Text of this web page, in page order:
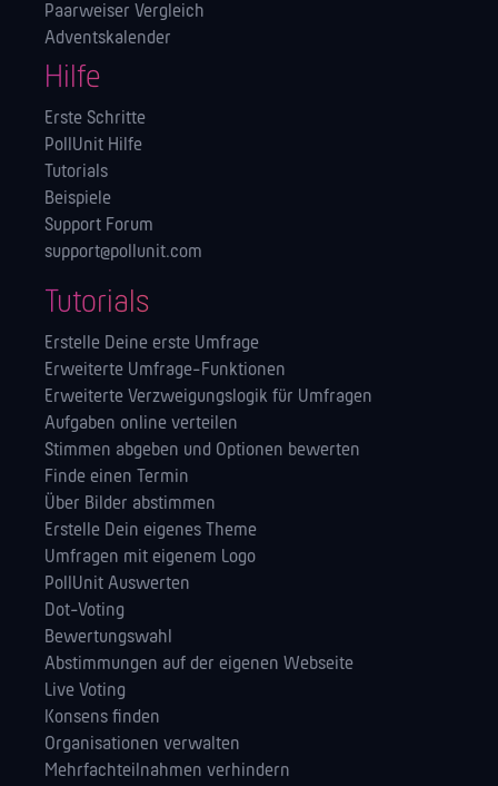
Paarweiser Vergleich
Adventskalender
Hilfe
Erste Schritte
PollUnit Hilfe
Tutorials
Beispiele
Support Forum
support@pollunit.com
Tutorials
Erstelle Deine erste Umfrage
Erweiterte Umfrage-Funktionen
Erweiterte Verzweigungslogik für Umfragen
Aufgaben online verteilen
Stimmen abgeben und Optionen bewerten
Finde einen Termin
Über Bilder abstimmen
Erstelle Dein eigenes Theme
Umfragen mit eigenem Logo
PollUnit Auswerten
Dot-Voting
Bewertungswahl
Abstimmungen auf der eigenen Webseite
Live Voting
Konsens finden
Orga­nisationen verwalten
Mehrfachteilnahmen verhindern